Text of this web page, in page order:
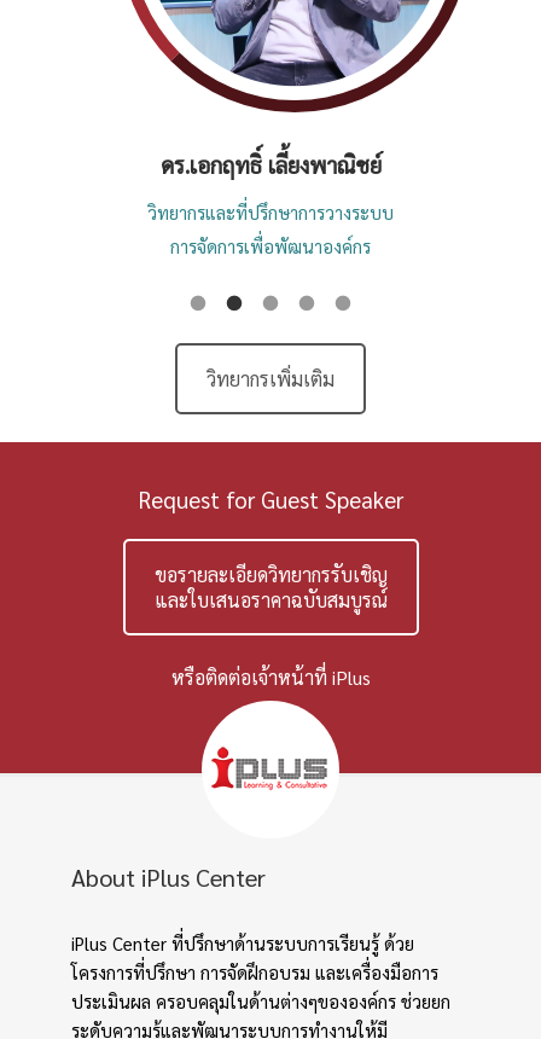
ดร.ศุภธิดา พรหมพยัคฆ์
ผู้บริหารหลักสูตรการพัฒนา
บุคคลกรในยุคดิจิทัล
Google เอเซียแปซิฟิค
ขอรายละเอียดวิทยากรรับเชิญ
หรือติดต่อเจ้าหน้าที่ iPlus
About iPlus Center
iPlus Center ที่ปรึกษาด้านระบบการเรียนรู้ ด้วย
โครงการที่ปรึกษา การจัดฝึกอบรม และเครื่องมือการ